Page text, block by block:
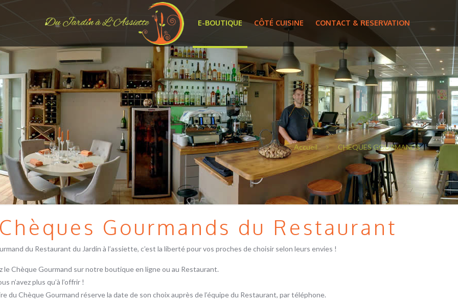
E-BOUTIQUE CÔTÉ CUISINE CONTACT & RESERVATION
Accueil CHEQUES GOURMANDS
Gourmands du Restaurant
du Restaurant du Jardin à l’assiette, c’est la liberté pour vos proches de choisir selon leurs envies !
le Chèque Gourmand sur notre boutique en ligne ou au Restaurant.
n’avez plus qu’à l’offrir !
du Chèque Gourmand réserve la date de son choix auprès de l’équipe du Restaurant, par téléphone.